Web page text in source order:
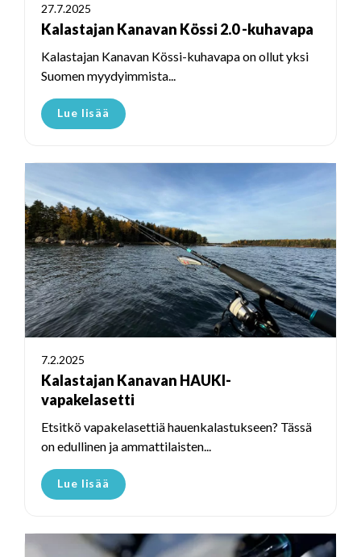
27.7.2025
Kalastajan Kanavan Kössi 2.0 -kuhavapa
Kalastajan Kanavan Kössi-kuhavapa on ollut yksi
Suomen myydyimmista...
Lue lisää
7.2.2025
Kalastajan Kanavan HAUKI-
vapakelasetti
Etsitkö vapakelasettiä hauenkalastukseen? Tässä
on edullinen ja ammattilaisten...
Lue lisää